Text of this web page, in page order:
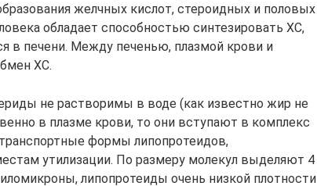
желчных кислот, стероидных и половых
обладает способностью синтезировать ХС,
в печени. Между печенью, плазмой крови и
ХС.
не растворимы в воде (как известно жир не
в плазме крови, то они вступают в комплекс
формы липопротеидов,
утилизации. По размеру молекул выделяют 4
липопротеиды очень низкой плотности